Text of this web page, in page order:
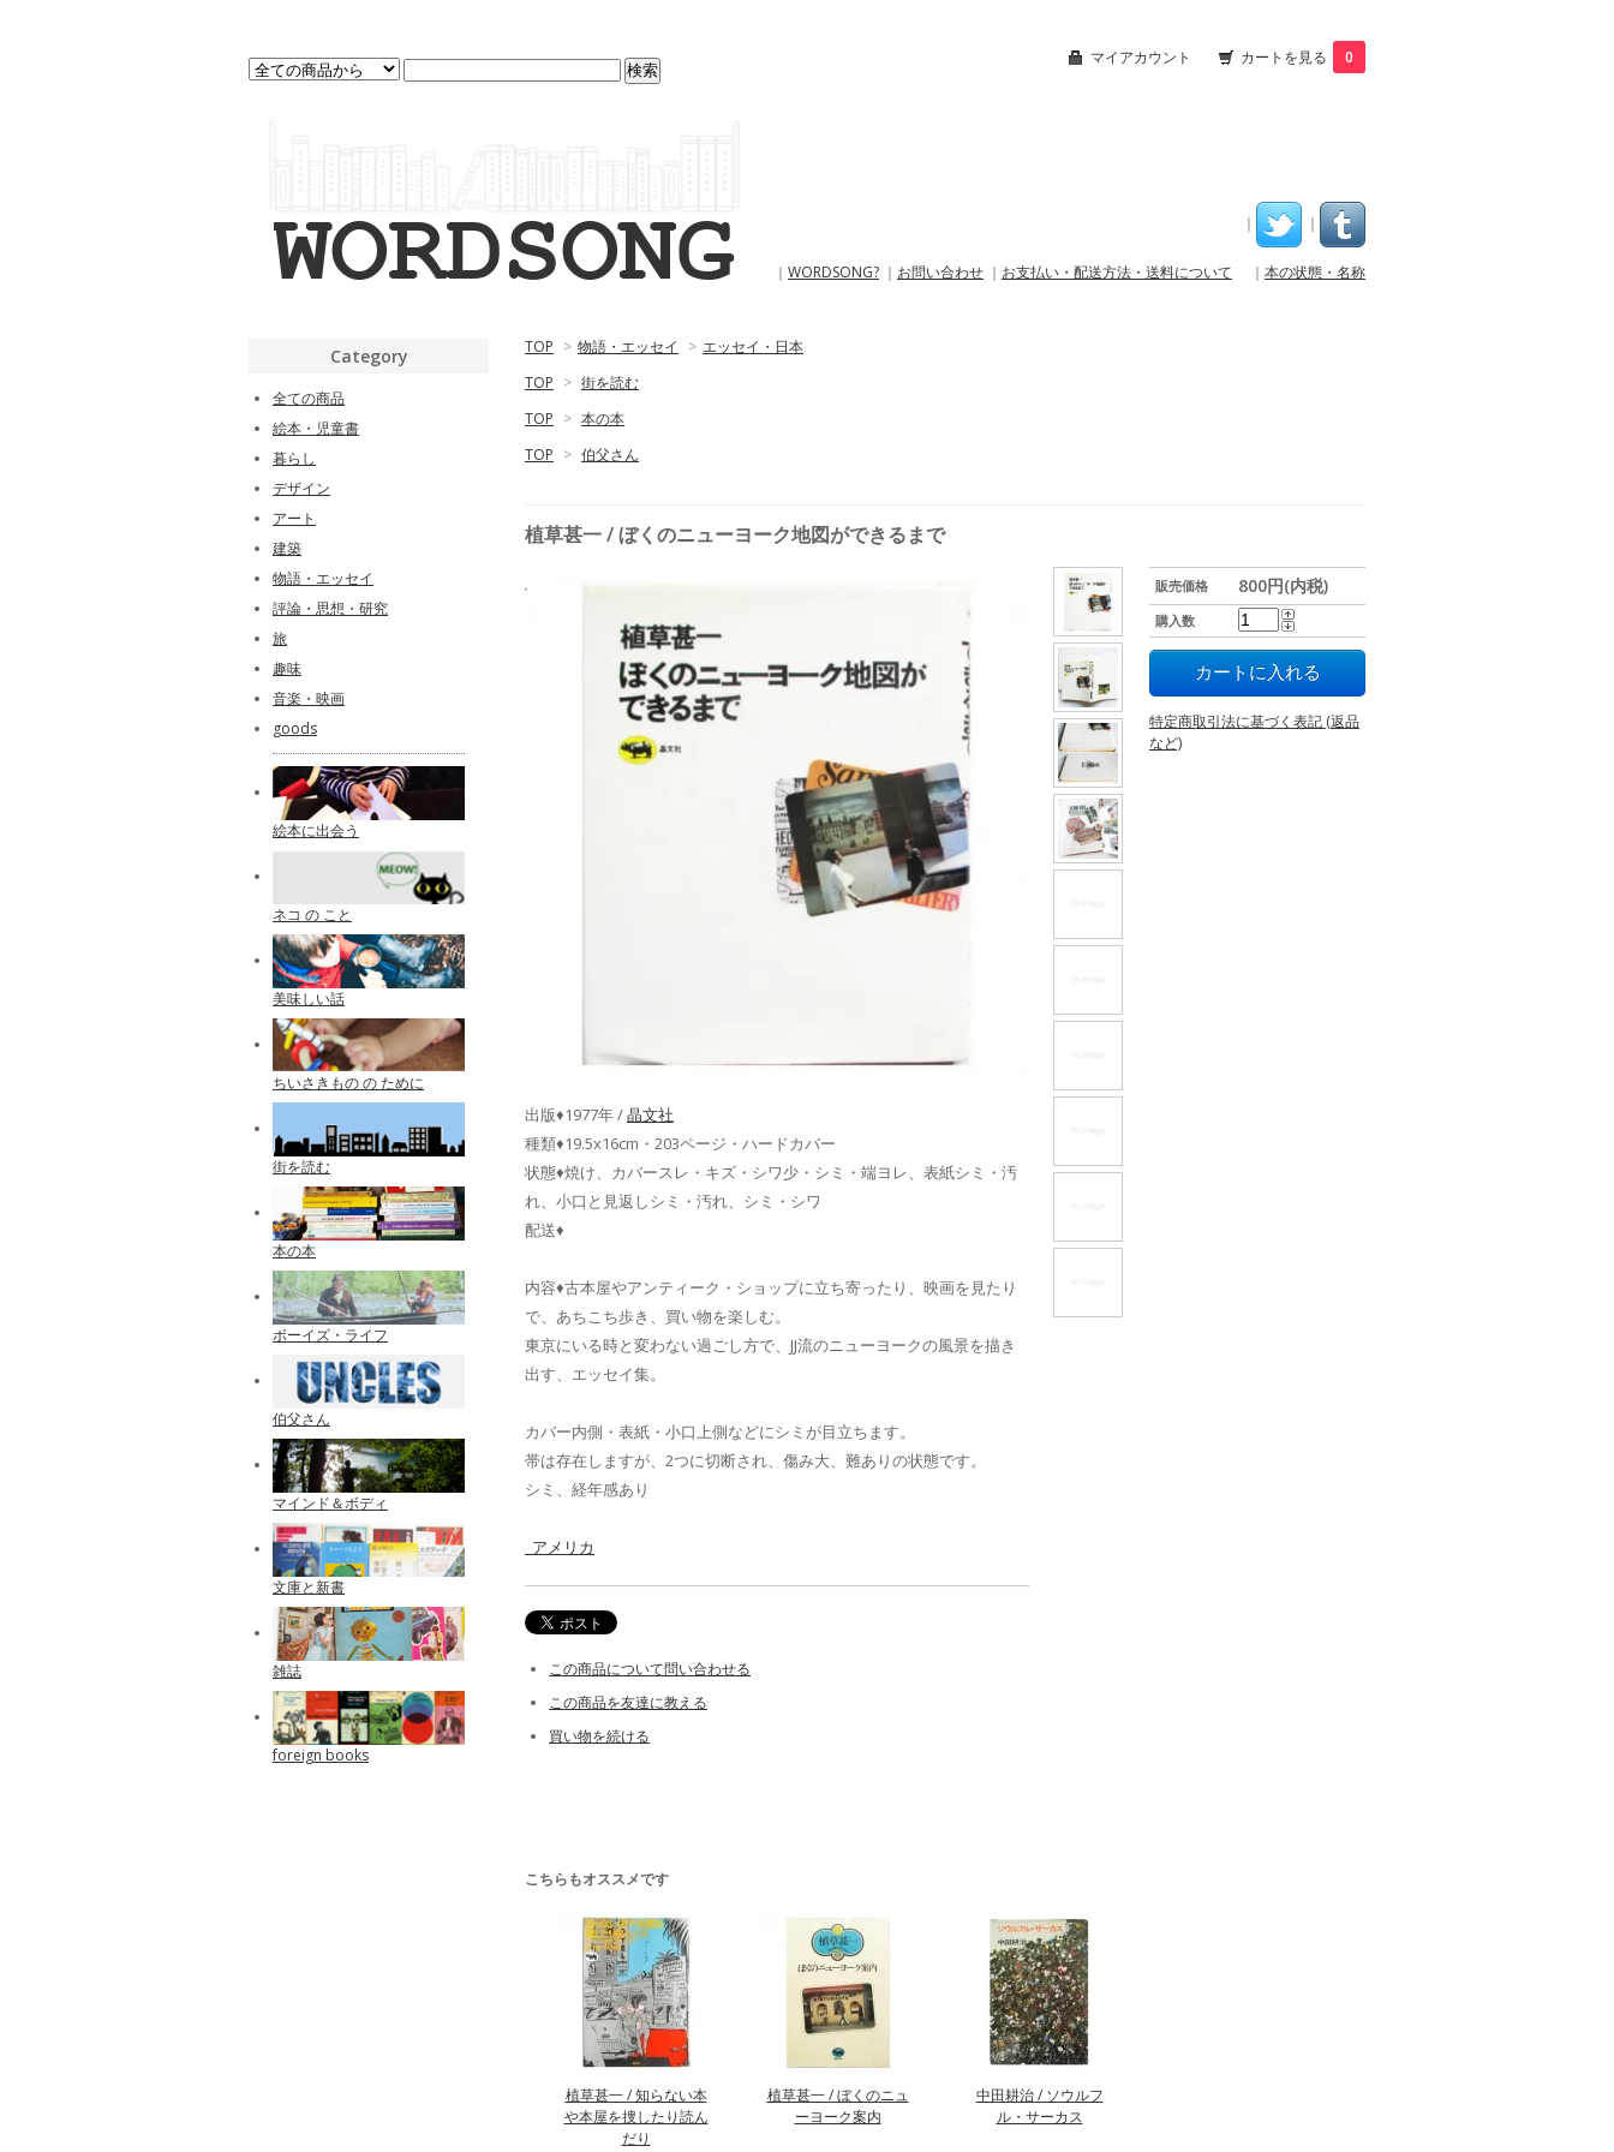
マイアカウント カートを見る 0
｜ ｜
｜ WORDSONG? ｜ お問い合わせ ｜ お支払い・配送方法・送料について ｜ 本の状態・名称
TOP > 物語・エッセイ > エッセイ・日本
TOP > 街を読む
TOP > 本の本
TOP > 伯父さん
植草甚一 / ぼくのニューヨーク地図ができるまで
販売価格 800円(内税)
購入数
特定商取引法に基づく表記 (返品
など)
出版♦1977年 /晶文社
種類♦19.5x16cm・203ページ・ハードカバー
状態♦焼け、カバースレ・キズ・シワ少・シミ・端ヨレ、表紙シミ・汚
れ、小口と見返しシミ・汚れ、シミ・シワ
配送♦
内容♦古本屋やアンティーク・ショップに立ち寄ったり、映画を見たり
で、あちこち歩き、買い物を楽しむ。
東京にいる時と変わない過ごし方で、JJ流のニューヨークの風景を描き
出す、エッセイ集。
カバー内側・表紙・小口上側などにシミが目立ちます。
帯は存在しますが、2つに切断され、傷み大、難ありの状態です。
シミ、経年感あり
_アメリカ
この商品について問い合わせる
この商品を友達に教える
買い物を続ける
こちらもオススメです
植草甚一 / 知らない本
や本屋を捜したり読ん
だり
植草甚一 / ぼくのニュ
ーヨーク案内
中田耕治 / ソウルフ
ル・サーカス
Category
全ての商品
絵本・児童書
暮らし
デザイン
アート
建築
物語・エッセイ
評論・思想・研究
旅
趣味
音楽・映画
goods
絵本に出会う
ネコ の こと
美味しい話
ちいさきもの の ために
街を読む
本の本
ボーイズ・ライフ
伯父さん
マインド＆ボディ
文庫と新書
雑誌
foreign books